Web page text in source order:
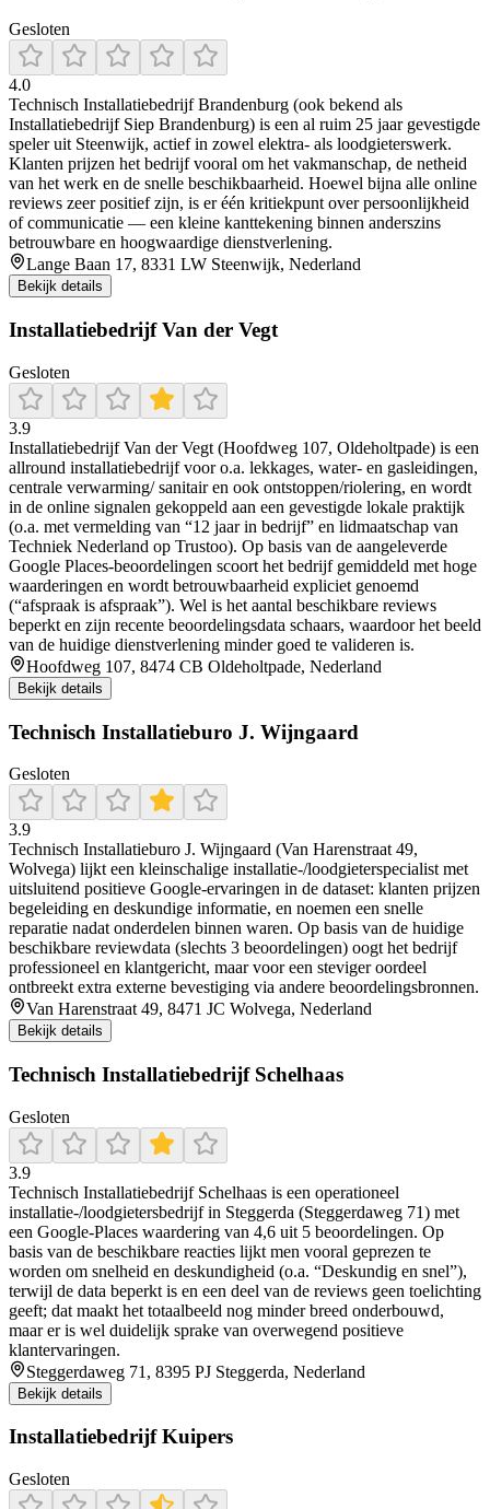
Gesloten
4.0
Technisch Installatiebedrijf Brandenburg (ook bekend als
Installatiebedrijf Siep Brandenburg) is een al ruim 25 jaar gevestigde
speler uit Steenwijk, actief in zowel elektra- als loodgieterswerk.
Klanten prijzen het bedrijf vooral om het vakmanschap, de netheid
van het werk en de snelle beschikbaarheid. Hoewel bijna alle online
reviews zeer positief zijn, is er één kritiekpunt over persoonlijkheid
of communicatie — een kleine kanttekening binnen anderszins
betrouwbare en hoogwaardige dienstverlening.
Lange Baan 17, 8331 LW Steenwijk, Nederland
Bekijk details
Installatiebedrijf Van der Vegt
Gesloten
3.9
Installatiebedrijf Van der Vegt (Hoofdweg 107, Oldeholtpade) is een
allround installatiebedrijf voor o.a. lekkages, water- en gasleidingen,
centrale verwarming/ sanitair en ook ontstoppen/riolering, en wordt
in de online signalen gekoppeld aan een gevestigde lokale praktijk
(o.a. met vermelding van “12 jaar in bedrijf” en lidmaatschap van
Techniek Nederland op Trustoo). Op basis van de aangeleverde
Google Places-beoordelingen scoort het bedrijf gemiddeld met hoge
waarderingen en wordt betrouwbaarheid expliciet genoemd
(“afspraak is afspraak”). Wel is het aantal beschikbare reviews
beperkt en zijn recente beoordelingsdata schaars, waardoor het beeld
van de huidige dienstverlening minder goed te valideren is.
Hoofdweg 107, 8474 CB Oldeholtpade, Nederland
Bekijk details
Technisch Installatieburo J. Wijngaard
Gesloten
3.9
Technisch Installatieburo J. Wijngaard (Van Harenstraat 49,
Wolvega) lijkt een kleinschalige installatie-/loodgieterspecialist met
uitsluitend positieve Google-ervaringen in de dataset: klanten prijzen
begeleiding en deskundige informatie, en noemen een snelle
reparatie nadat onderdelen binnen waren. Op basis van de huidige
beschikbare reviewdata (slechts 3 beoordelingen) oogt het bedrijf
professioneel en klantgericht, maar voor een steviger oordeel
ontbreekt extra externe bevestiging via andere beoordelingsbronnen.
Van Harenstraat 49, 8471 JC Wolvega, Nederland
Bekijk details
Technisch Installatiebedrijf Schelhaas
Gesloten
3.9
Technisch Installatiebedrijf Schelhaas is een operationeel
installatie-/loodgietersbedrijf in Steggerda (Steggerdaweg 71) met
een Google-Places waardering van 4,6 uit 5 beoordelingen. Op
basis van de beschikbare reacties lijkt men vooral geprezen te
worden om snelheid en deskundigheid (o.a. “Deskundig en snel”),
terwijl de data beperkt is en een deel van de reviews geen toelichting
geeft; dat maakt het totaalbeeld nog minder breed onderbouwd,
maar er is wel duidelijk sprake van overwegend positieve
klantervaringen.
Steggerdaweg 71, 8395 PJ Steggerda, Nederland
Bekijk details
Installatiebedrijf Kuipers
Gesloten